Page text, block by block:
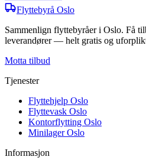
Flyttebyrå Oslo
Sammenlign flyttebyråer i Oslo. Få
leverandører — helt gratis og
Motta tilbud
Tjenester
Flyttehjelp Oslo
Flyttevask Oslo
Kontorflytting Oslo
Minilager Oslo
Informasjon